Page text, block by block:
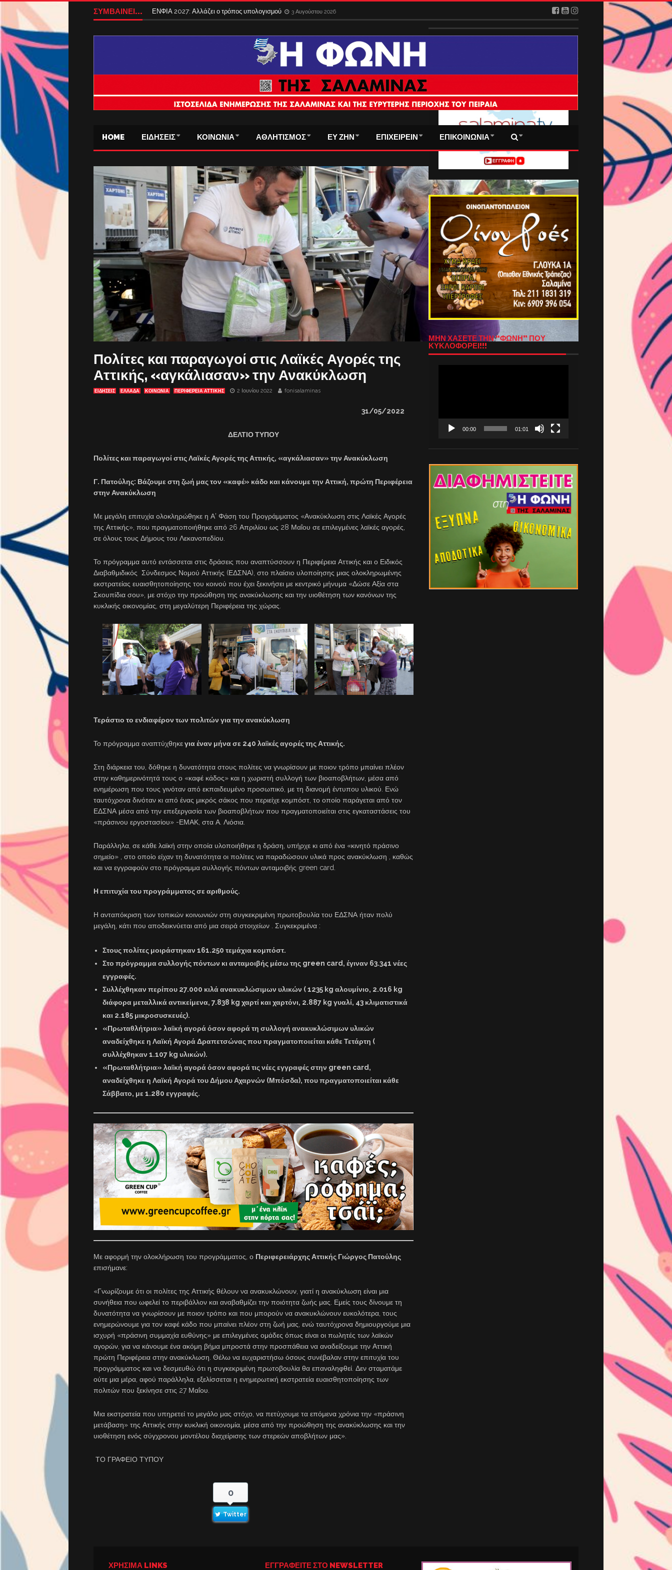
ΣΥΜΒΑΙΝΕΙ... ΕΝΦΙΑ 2027: Αλλάζει ο τρόπος υπολογισμού 3 Αυγούστου 2026
HOME ΕΙΔΗΣΕΙΣ ΚΟΙΝΩΝΙΑ ΑΘΛΗΤΙΣΜΟΣ ΕΥ ΖΗΝ ΕΠΙΧΕΙΡΕΙΝ ΕΠΙΚΟΙΝΩΝΙΑ
Πολίτες και παραγωγοί στις Λαϊκές Αγορές της
Αττικής, «αγκάλιασαν» την Ανακύκλωση
ΕΙΔΗΣΕΙΣ ΕΛΛΑΔΑ ΚΟΙΝΩΝΙΑ ΠΕΡΙΦΕΡΕΙΑ ΑΤΤΙΚΗΣ 2 Ιουνίου 2022 fonisalaminas
31/05/2022
ΔΕΛΤΙΟ ΤΥΠΟΥ
Πολίτες και παραγωγοί στις Λαϊκές Αγορές της Αττικής, «αγκάλιασαν» την Ανακύκλωση
Γ. Πατούλης: Βάζουμε στη ζωή μας τον «καφέ» κάδο και κάνουμε την Αττική, πρώτη Περιφέρεια
στην Ανακύκλωση
Με μεγάλη επιτυχία ολοκληρώθηκε η Α’ Φάση του Προγράμματος «Ανακύκλωση στις Λαϊκές Αγορές
της Αττικής», που πραγματοποιήθηκε από 26 Απριλίου ως 28 Μαΐου σε επιλεγμένες λαϊκές αγορές,
σε όλους τους Δήμους του Λεκανοπεδίου.
Το πρόγραμμα αυτό εντάσσεται στις δράσεις που αναπτύσσουν η Περιφέρεια Αττικής και ο Ειδικός
Διαβαθμιδικός Σύνδεσμος Νομού Αττικής (ΕΔΣΝΑ), στο πλαίσιο υλοποίησης μιας ολοκληρωμένης
εκστρατείας ευαισθητοποίησης του κοινού που έχει ξεκινήσει με κεντρικό μήνυμα «Δώσε Αξία στα
Σκουπίδια σου», με στόχο την προώθηση της ανακύκλωσης και την υιοθέτηση των κανόνων της
κυκλικής οικονομίας, στη μεγαλύτερη Περιφέρεια της χώρας.
Τεράστιο το ενδιαφέρον των πολιτών για την ανακύκλωση
Το πρόγραμμα αναπτύχθηκεγια έναν μήνα σε 240 λαϊκές αγορές της Αττικής.
Στη διάρκεια του, δόθηκε η δυνατότητα στους πολίτες να γνωρίσουν με ποιον τρόπο μπαίνει πλέον
στην καθημερινότητά τους ο «καφέ κάδος» και η χωριστή συλλογή των βιοαποβλήτων, μέσα από
ενημέρωση που τους γινόταν από εκπαιδευμένο προσωπικό, με τη διανομή έντυπου υλικού. Ενώ
ταυτόχρονα δινόταν κι από ένας μικρός σάκος που περιείχε κομπόστ, το οποίο παράγεται από τον
ΕΔΣΝΑ μέσα από την επεξεργασία των βιοαποβλήτων που πραγματοποιείται στις εγκαταστάσεις του
«πράσινου εργοστασίου» -ΕΜΑΚ, στα Α. Λιόσια.
Παράλληλα, σε κάθε λαϊκή στην οποία υλοποιήθηκε η δράση, υπήρχε κι από ένα «κινητό πράσινο
σημείο» , στο οποίο είχαν τη δυνατότητα οι πολίτες να παραδώσουν υλικά προς ανακύκλωση , καθώς
και να εγγραφούν στο πρόγραμμα συλλογής πόντων ανταμοιβής green card.
Η επιτυχία του προγράμματος σε αριθμούς.
Η ανταπόκριση των τοπικών κοινωνιών στη συγκεκριμένη πρωτοβουλία του ΕΔΣΝΑ ήταν πολύ
μεγάλη, κάτι που αποδεικνύεται από μια σειρά στοιχείων . Συγκεκριμένα :
Στους πολίτες μοιράστηκαν 161.250 τεμάχια κομπόστ.
Στο πρόγραμμα συλλογής πόντων κι ανταμοιβής μέσω της green card, έγιναν 63.341 νέες
εγγραφές.
Συλλέχθηκαν περίπου 27.000 κιλά ανακυκλώσιμων υλικών ( 1235 kg αλουμίνιο, 2.016 kg
διάφορα μεταλλικά αντικείμενα, 7.838 kg χαρτί και χαρτόνι, 2.887 kg γυαλί, 43 κλιματιστικά
και 2.185 μικροσυσκευές).
«Πρωταθλήτρια» λαϊκή αγοράόσον αφορά τη συλλογή ανακυκλώσιμων υλικών
αναδείχθηκε η Λαϊκή Αγορά Δραπετσώνας που πραγματοποιείται κάθε Τετάρτη (
συλλέχθηκαν 1.107 kg υλικών).
«Πρωταθλήτρια» λαϊκή αγοράόσον αφορά τιςνέες εγγραφές στην green card,
αναδείχθηκε η Λαϊκή Αγορά του Δήμου Αχαρνών (Μπόσδα), που πραγματοποιείται κάθε
Σάββατο, με 1.280 εγγραφές.
Με αφορμή την ολοκλήρωση του προγράμματος, ο Περιφερειάρχης Αττικής Γιώργος Πατούλης
επισήμανε:
«Γνωρίζουμε ότι οι πολίτες της Αττικής θέλουν να ανακυκλώνουν, γιατί η ανακύκλωση είναι μια
συνήθεια που ωφελεί το περιβάλλον και αναβαθμίζει την ποιότητα ζωής μας. Εμείς τους δίνουμε τη
δυνατότητα να γνωρίσουν με ποιον τρόπο και που μπορούν να ανακυκλώνουν ευκολότερα, τους
ενημερώνουμε για τον καφέ κάδο που μπαίνει πλέον στη ζωή μας, ενώ ταυτόχρονα δημιουργούμε μια
ισχυρή «πράσινη συμμαχία ευθύνης» με επιλεγμένες ομάδες όπως είναι οι πωλητές των λαϊκών
αγορών, για να κάνουμε ένα ακόμη βήμα μπροστά στην προσπάθεια να αναδείξουμε την Αττική
πρώτη Περιφέρεια στην ανακύκλωση. Θέλω να ευχαριστήσω όσους συνέβαλαν στην επιτυχία του
προγράμματος και να δεσμευθώ ότι η συγκεκριμένη πρωτοβουλία θα επαναληφθεί. Δεν σταματάμε
ούτε μια μέρα, αφού παράλληλα, εξελίσσεται η ενημερωτική εκστρατεία ευαισθητοποίησης των
πολιτών που ξεκίνησε στις 27 Μαΐου.
Μια εκστρατεία που υπηρετεί το μεγάλο μας στόχο, να πετύχουμε τα επόμενα χρόνια την «πράσινη
μετάβαση» της Αττικής στην κυκλική οικονομία, μέσα από την προώθηση της ανακύκλωσης και την
υιοθέτηση ενός σύγχρονου μοντέλου διαχείρισης των στερεών αποβλήτων μας».
ΤΟ ΓΡΑΦΕΙΟ ΤΥΠΟΥ
0
Twitter
ΜΗΝ ΧΑΣΕΤΕ ΤΗΝ “ΦΩΝΗ” ΠΟΥ
ΚΥΚΛΟΦΟΡΕΙ!!!
00:00 01:01
ΧΡΉΣΙΜΑ LINKS ΕΓΓΡΑΦΕΙΤΕ ΣΤΟ NEWSLETTER